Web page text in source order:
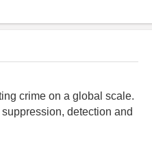
crime on a global scale.
detection and